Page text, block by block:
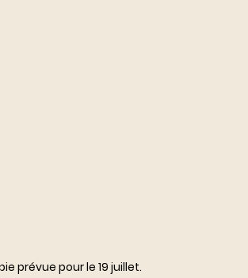
prévue pour le 19 juillet.